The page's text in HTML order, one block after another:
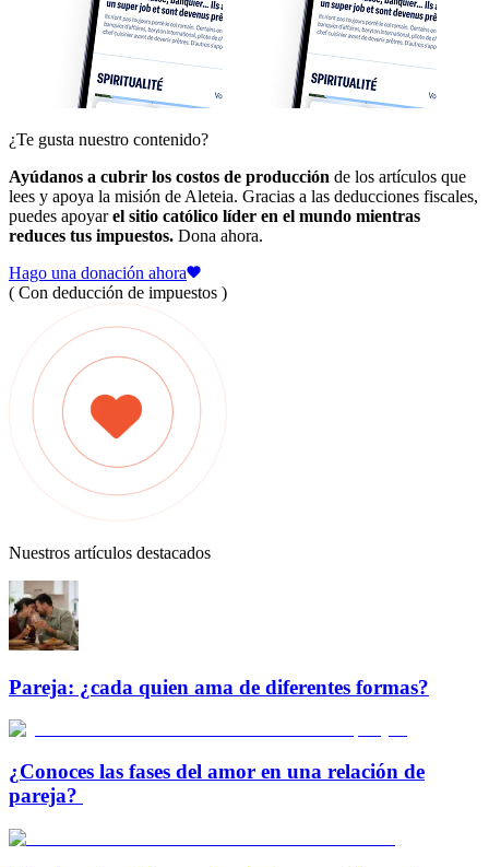
¿Te gusta nuestro contenido?
Ayúdanos a cubrir los costos de producción de los artículos que
lees y apoya la misión de Aleteia. Gracias a las deducciones fiscales,
puedes apoyarel sitio católico líder en el mundo mientras
reduces tus impuestos. Dona ahora.
Hago una donación ahora
( Con deducción de impuestos )
Nuestros artículos destacados
Pareja: ¿cada quien ama de diferentes formas?
¿Conoces las fases del amor en una relación de
pareja?